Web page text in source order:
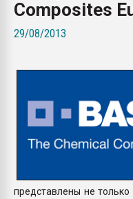
Composites
29/08/2013
представлены не